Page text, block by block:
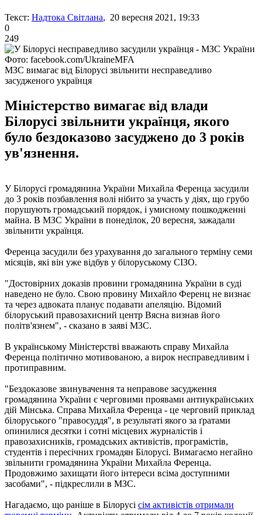
Текст: Надтока Світлана, 20 вересня 2021, 19:33
0
249
Фото: facebook.com/UkraineMFA
МЗС вимагає від Білорусі звільнити несправедливо
засудженого українця
Міністерство вимагає від влади
Білорусі звільнити українця, якого
було бездоказово засуджено до 3 років
ув'язнення.
У Білорусі громадянина України Михайла Ференца засудили
до 3 років позбавлення волі нібито за участь у діях, що грубо
порушують громадський порядок, і умисному пошкодженні
майна. В МЗС України в понеділок, 20 вересня, зажадали
звільнити українця.
Ференца засудили без урахування до загального терміну семи
місяців, які він уже відбув у білоруському СІЗО.
"Достовірних доказів провини громадянина України в суді
наведено не було. Свою провину Михайло Ференц не визнає
та через адвоката планує подавати апеляцію. Відомий
білоруський правозахисний центр Вясна визнав його
політв'язнем", - сказано в заяві МЗС.
В українському Міністерстві вважають справу Михайла
Ференца політично мотивованою, а вирок несправедливим і
протиправним.
"Бездоказове звинувачення та неправове засудження
громадянина України є черговими проявами антиукраїнських
дій Мінська. Справа Михайла Ференца - це черговий приклад
білоруського "правосуддя", в результаті якого за ґратами
опинилися десятки і сотні місцевих журналістів і
правозахисників, громадських активістів, програмістів,
студентів і пересічних громадян Білорусі. Вимагаємо негайно
звільнити громадянина України Михайла Ференца.
Продовжимо захищати його інтереси всіма доступними
засобами", - підкреслили в МЗС.
Нагадаємо, що раніше в Білорусі сім активістів отримали